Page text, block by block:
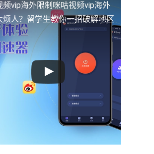
频vip海外限制 咪咕视频vip海外
烦人？留学生教你一招破解地区